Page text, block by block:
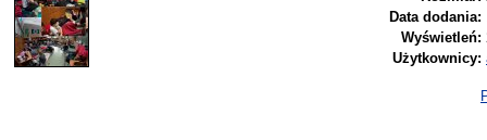
Data dodania:
Wyświetleń:
Użytkownicy: